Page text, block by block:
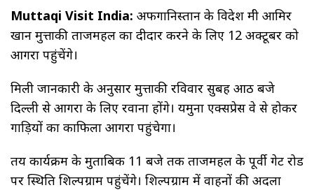
Muttaqi Visit India: अफगानिस्तान के विदेश मंत्री आमिर
खान मुत्ताकी ताजमहल का दीदार करने के लिए 12 अक्टूबर को
आगरा पहुंचेंगे।
मिली जानकारी के अनुसार मुत्ताकी रविवार सुबह आठ बजे
दिल्ली से आगरा के लिए रवाना होंगे। यमुना एक्सप्रेस वे से होकर
गाड़ियों का काफिला आगरा पहुंचेगा।
तय कार्यक्रम के मुताबिक 11 बजे तक ताजमहल के पूर्वी गेट रोड
पर स्थिति शिल्पग्राम पहुंचेंगे। शिल्पग्राम में वाहनों की अदला